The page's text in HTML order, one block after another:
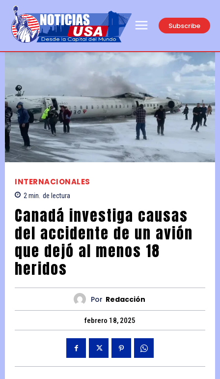
Subscribe
INTERNACIONALES
2min. de lectura
Canadá investiga causas
del accidente de un avión
que dejó al menos 18
heridos
Por Redacción
febrero 18, 2025